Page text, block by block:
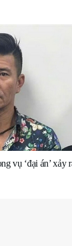
vụ ‘đại án’ xảy